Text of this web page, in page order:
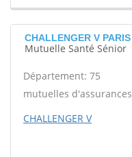
CHALLENGER V PARIS
Mutuelle Santé Sénior
Département: 75
mutuelles d'assurances
CHALLENGER V